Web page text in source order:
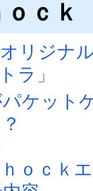
ｏｃ
リジナ
ラ」
ケット
ｈｏｃｋ